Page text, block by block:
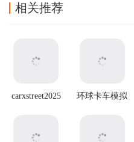
相关推荐
carxstreet2025
环球卡车模拟